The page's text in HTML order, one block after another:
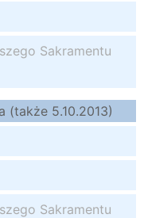
Sakramentu
(także 5.10.2013)
Sakramentu